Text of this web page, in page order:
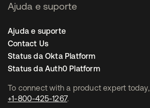
To connect with a product expert today,
+1-800-425-1267.
Ajuda e suporte
Ajuda e suporte
Contact Us
Status da Okta Platform
Status da Auth0 Platform